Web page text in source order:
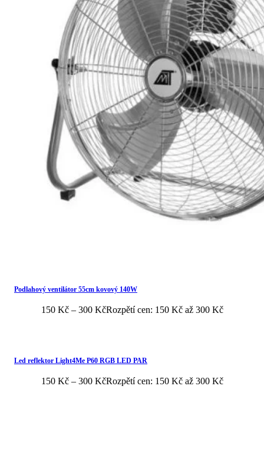
Podlahový ventilátor 55cm kovový 140W
150 Kč – 300 KčRozpětí cen: 150 Kč až 300 Kč
Led reflektor Light4Me P60 RGB LED PAR
150 Kč – 300 KčRozpětí cen: 150 Kč až 300 Kč